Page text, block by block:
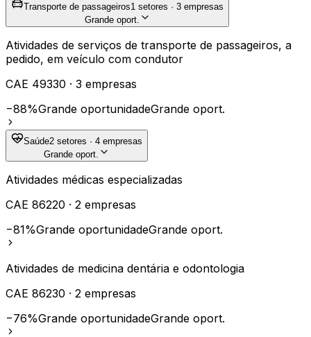
Transporte de passageiros1 setores · 3 empresas
Grande oport.
Atividades de serviços de transporte de passageiros, a
pedido, em veículo com condutor
CAE 49330 · 3 empresas
−88%Grande oportunidadeGrande oport.
Saúde2 setores · 4 empresas
Grande oport.
Atividades médicas especializadas
CAE 86220 · 2 empresas
−81%Grande oportunidadeGrande oport.
Atividades de medicina dentária e odontologia
CAE 86230 · 2 empresas
−76%Grande oportunidadeGrande oport.